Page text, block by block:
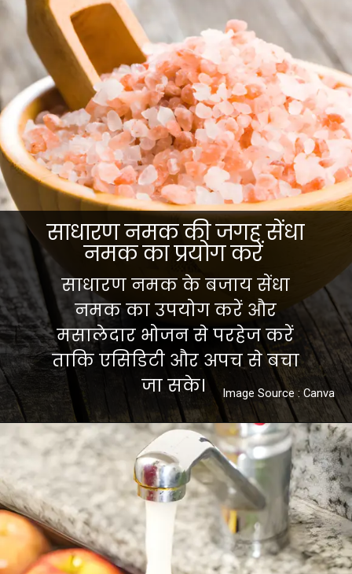
साधारण नमक की जगह सेंधा
नमक का प्रयोग करें
साधारण नमक के बजाय सेंधा
नमक का उपयोग करें और
मसालेदार भोजन से परहेज करें
ताकि एसिडिटी और अपच से बचा
जा सके।
Image Source : Canva